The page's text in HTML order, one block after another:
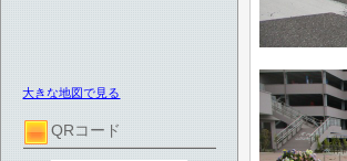
大きな地図で見る
QRコード